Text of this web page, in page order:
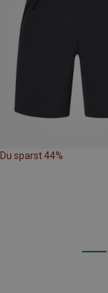
Du sparst 44%